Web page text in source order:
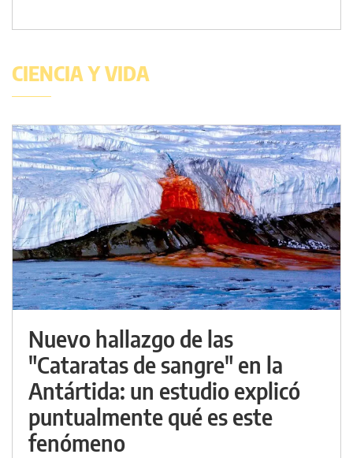
CIENCIA Y VIDA
Nuevo hallazgo de las
"Cataratas de sangre" en la
Antártida: un estudio explicó
puntualmente qué es este
fenómeno